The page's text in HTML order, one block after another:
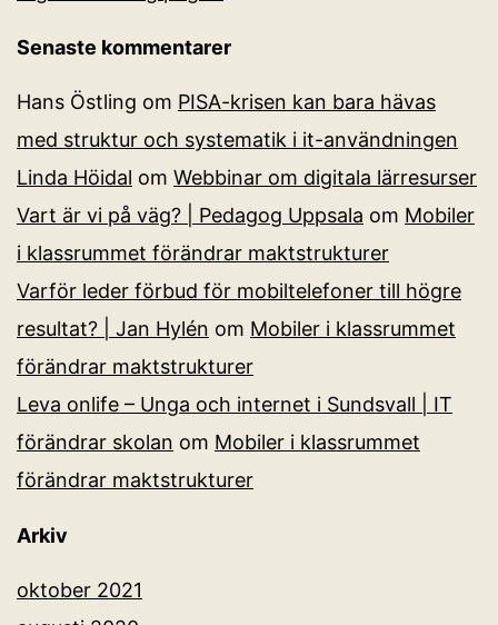
Senaste kommentarer
Hans Östling om PISA-krisen kan bara hävas
med struktur och systematik i it-användningen
Linda Höidal om Webbinar om digitala lärresurser
Vart är vi på väg? | Pedagog Uppsala om Mobiler
i klassrummet förändrar maktstrukturer
Varför leder förbud för mobiltelefoner till högre
resultat? | Jan Hylén om Mobiler i klassrummet
förändrar maktstrukturer
Leva onlife – Unga och internet i Sundsvall | IT
förändrar skolan om Mobiler i klassrummet
förändrar maktstrukturer
Arkiv
oktober 2021